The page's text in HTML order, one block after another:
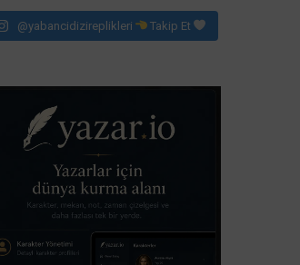
@yabancidizireplikleri Takip Et